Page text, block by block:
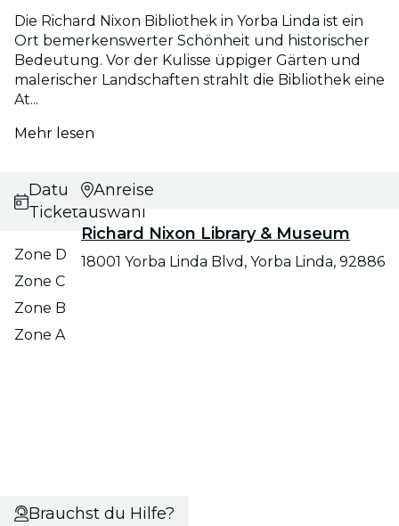
Die Richard Nixon Bibliothek in Yorba Linda ist ein
Ort bemerkenswerter Schönheit und historischer
Bedeutung. Vor der Kulisse üppiger Gärten und
malerischer Landschaften strahlt die Bibliothek eine
At...
Mehr lesen
Datums- und
Ticketauswahl
Zone D
Zone C
Zone B
Zone A
Anreise
Richard Nixon Library & Museum
18001 Yorba Linda Blvd, Yorba Linda, 92886
Brauchst du Hilfe?